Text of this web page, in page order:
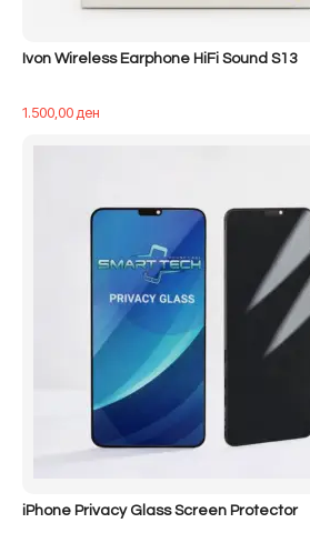
Ivon Wireless Earphone HiFi Sound S13
1.500,00ден
iPhone Privacy Glass Screen Protector